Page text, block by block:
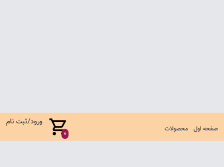
صفحه اول محصولات 0
ورود/ثبت نام